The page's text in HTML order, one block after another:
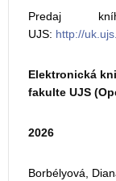
Predaj
UJS: http://
Elektronická
fakulte UJS
2026
Borbélyová,